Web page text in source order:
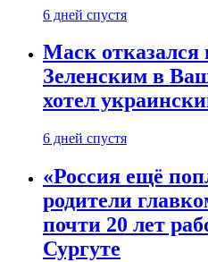
6 дней спустя
Маск отказался
Зеленским в
хотел
6 дней спустя
«Россия ещё
родители
почти 20 лет
Сургуте